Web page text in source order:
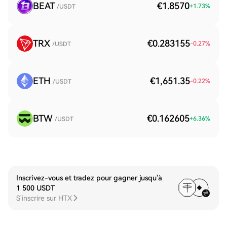
BEAT /USDT €1.8570+1.73%
TRX /USDT €0.283155-0.27%
ETH /USDT €1,651.35-0.22%
BTW /USDT €0.162605+6.36%
Inscrivez-vous et tradez pour gagner jusqu'à
1 500 USDT
S'inscrire sur HTX